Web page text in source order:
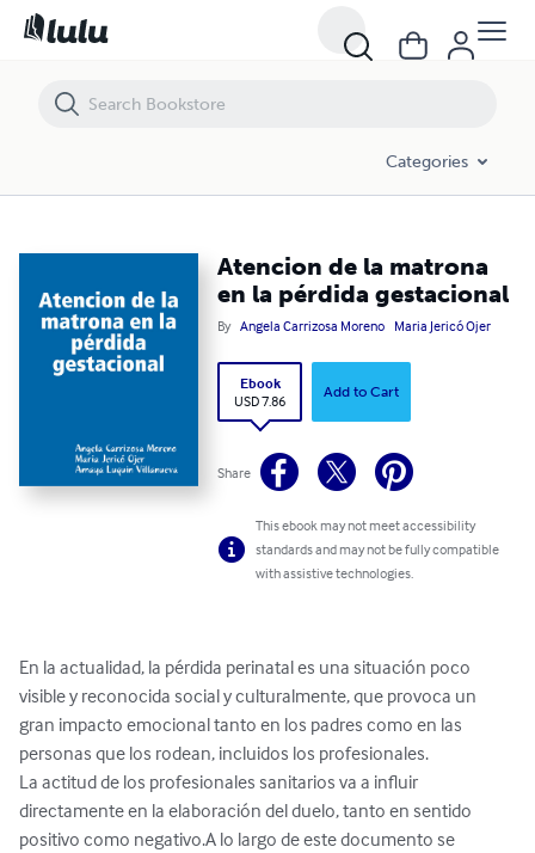
Categories
Atencion de la matrona
en la pérdida gestacional
By Angela Carrizosa Moreno Maria Jericó Ojer
Ebook
USD 7.86
Add to Cart
Share
This ebook may not meet accessibility
standards and may not be fully compatible
with assistive technologies.
En la actualidad, la pérdida perinatal es una situación poco
visible y reconocida social y culturalmente, que provoca un
gran impacto emocional tanto en los padres como en las
personas que los rodean, incluidos los profesionales.
La actitud de los profesionales sanitarios va a influir
directamente en la elaboración del duelo, tanto en sentido
positivo como negativo.A lo largo de este documento se
Atencion de la matrona en la pérdida gestacional